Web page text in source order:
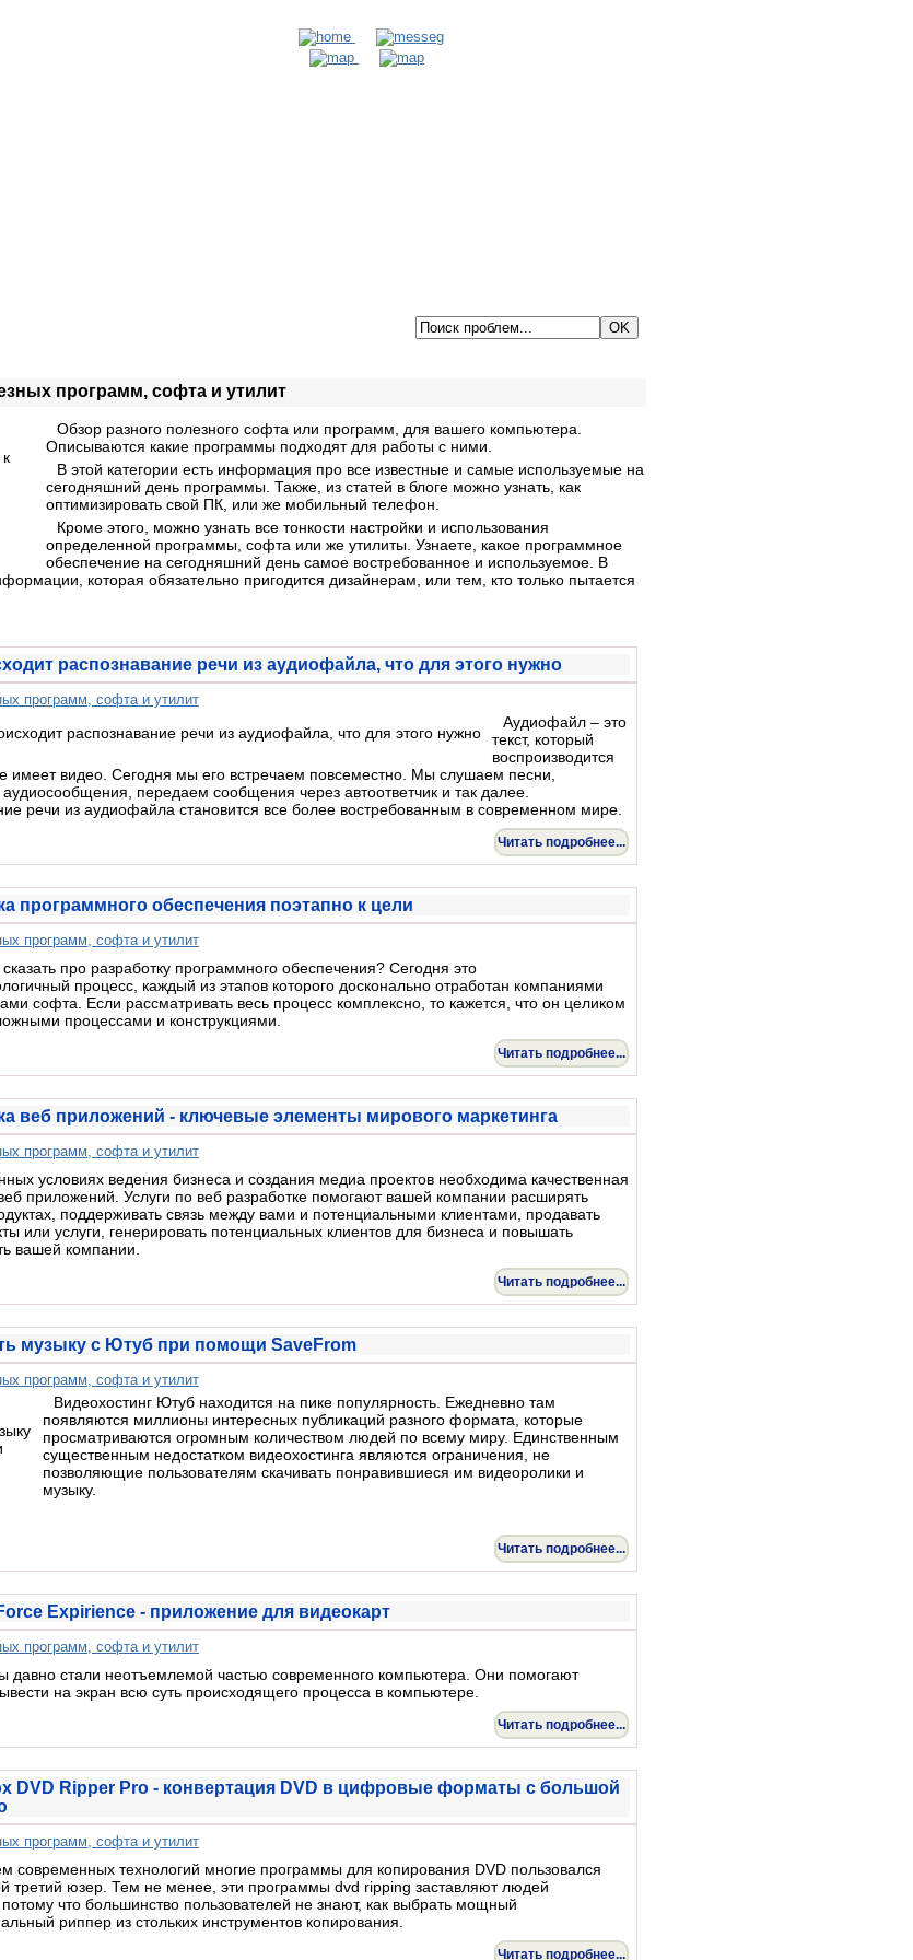
программ, софта и утилит
Обзор разного полезного софта или программ, для вашего компьютера.
Описываются какие программы подходят для работы с ними.
В этой категории есть информация про все известные и самые используемые на
сегодняшний день программы. Также, из статей в блоге можно узнать, как
оптимизировать свой ПК, или же мобильный телефон.
Кроме этого, можно узнать все тонкости настройки и использования
определенной программы, софта или же утилиты. Узнаете, какое программное
обеспечение на сегодняшний день самое востребованное и используемое. В
которая обязательно пригодится дизайнерам, или тем, кто только пытается
распознавание речи из аудиофайла, что для этого нужно
программ, софта и утилит
Аудиофайл – это
текст, который
воспроизводится
имеет видео. Сегодня мы его встречаем повсеместно. Мы слушаем песни,
передаем сообщения через автоответчик и так далее.
речи из аудиофайла становится все более востребованным в современном мире.
Читать подробнее...
программного обеспечения поэтапно к цели
программ, софта и утилит
про разработку программного обеспечения? Сегодня это
процесс, каждый из этапов которого досконально отработан компаниями
софта. Если рассматривать весь процесс комплексно, то кажется, что он целиком
процессами и конструкциями.
Читать подробнее...
веб приложений - ключевые элементы мирового маркетинга
программ, софта и утилит
условиях ведения бизнеса и создания медиа проектов необходима качественная
приложений. Услуги по веб разработке помогают вашей компании расширять
поддерживать связь между вами и потенциальными клиентами, продавать
или услуги, генерировать потенциальных клиентов для бизнеса и повышать
вашей компании.
Читать подробнее...
музыку с Ютуб при помощи SaveFrom
программ, софта и утилит
Видеохостинг Ютуб находится на пике популярность. Ежедневно там
появляются миллионы интересных публикаций разного формата, которые
просматриваются огромным количеством людей по всему миру. Единственным
существенным недостатком видеохостинга являются ограничения, не
позволяющие пользователям скачивать понравившиеся им видеоролики и
музыку.
Читать подробнее...
Expirience - приложение для видеокарт
программ, софта и утилит
давно стали неотъемлемой частью современного компьютера. Они помогают
на экран всю суть происходящего процесса в компьютере.
Читать подробнее...
DVD Ripper Pro - конвертация DVD в цифровые форматы с большой
программ, софта и утилит
современных технологий многие программы для копирования DVD пользовался
третий юзер. Тем не менее, эти программы dvd ripping заставляют людей
что большинство пользователей не знают, как выбрать мощный
риппер из стольких инструментов копирования.
Читать подробнее...